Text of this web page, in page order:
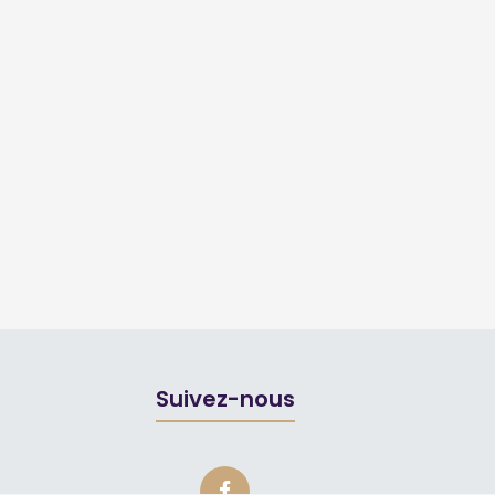
Suivez-nous